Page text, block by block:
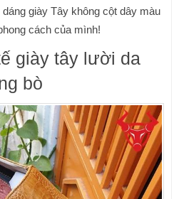
giày Tây không cột dây màu
cách của mình!
giày tây lười da
bò